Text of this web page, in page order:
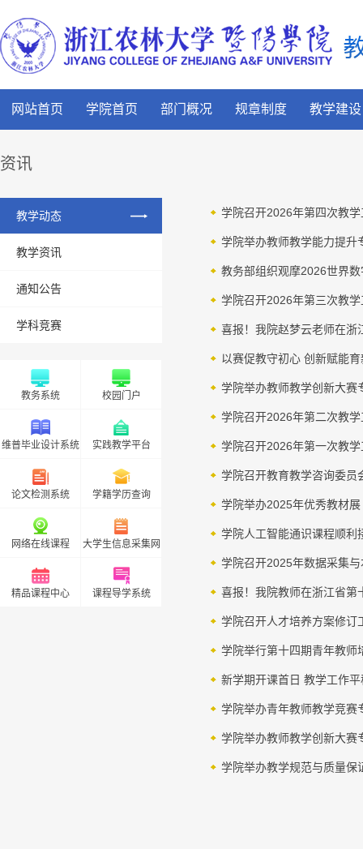
网站首页 学院首页 部门概况 规章制度 教学建设
资讯
教学动态
教学资讯
通知公告
学科竞赛
教务系统 校园门户
维普毕业设计系统 实践教学平台
论文检测系统 学籍学历查询
网络在线课程 大学生信息采集网
精品课程中心 课程导学系统
学院召开2026年第四次教
学院举办教师教学能力提升
教务部组织观摩2026世界
学院召开2026年第三次教
喜报！我院赵梦云老师在浙
以赛促教守初心 创新赋能
学院举办教师教学创新大赛
学院召开2026年第二次教
学院召开2026年第一次教
学院召开教育教学咨询委员
学院举办2025年优秀教材
学院人工智能通识课程顺利
学院召开2025年数据采集
喜报！我院教师在浙江省第
学院召开人才培养方案修订
学院举行第十四期青年教师
新学期开课首日 教学工作
学院举办青年教师教学竞赛
学院举办教师教学创新大赛
学院举办教学规范与质量保